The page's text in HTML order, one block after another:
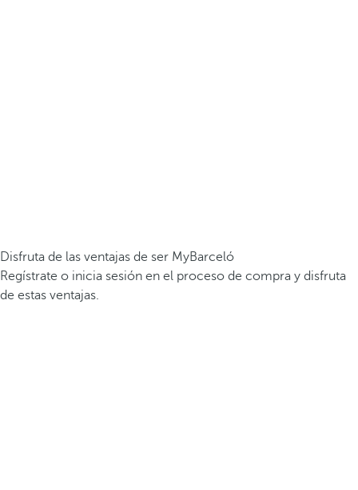
Disfruta de las ventajas de ser MyBarceló
Regístrate o inicia sesión en el proceso de compra y disfruta
de estas ventajas.